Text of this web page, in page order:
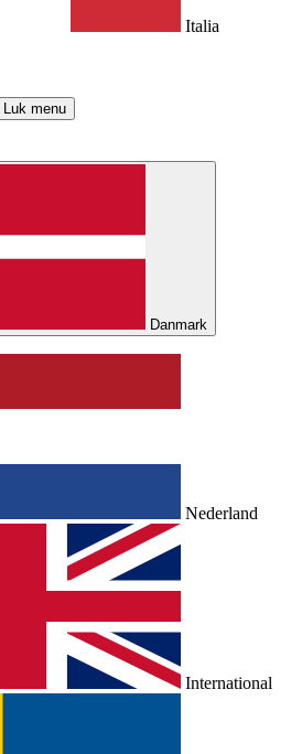
Italia
Luk menu
Danmark
Nederland
International